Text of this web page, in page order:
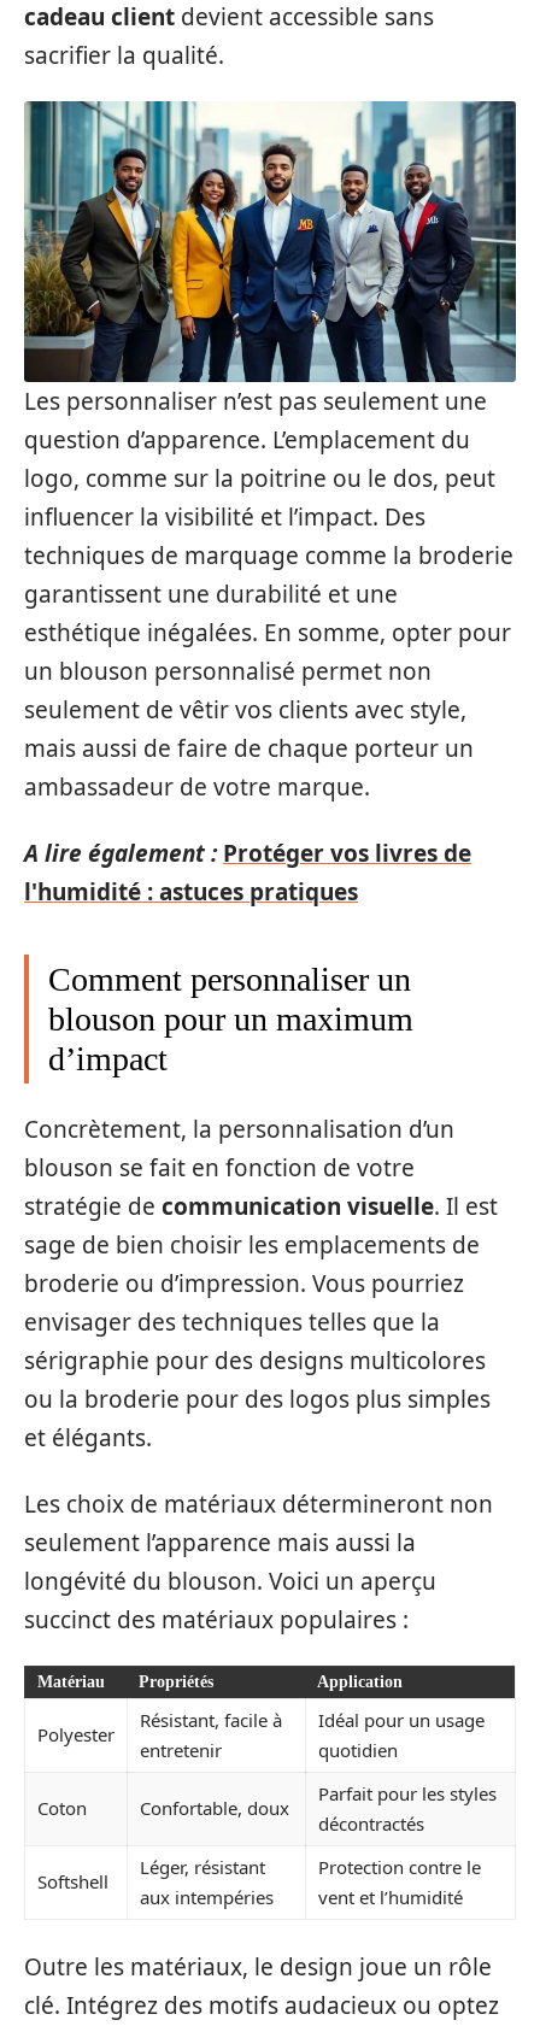
cadeau client devient accessible sans
sacrifier la qualité.
Les personnaliser n’est pas seulement une
question d’apparence. L’emplacement du
logo, comme sur la poitrine ou le dos, peut
influencer la visibilité et l’impact. Des
techniques de marquage comme la broderie
garantissent une durabilité et une
esthétique inégalées. En somme, opter pour
un blouson personnalisé permet non
seulement de vêtir vos clients avec style,
mais aussi de faire de chaque porteur un
ambassadeur de votre marque.
A lire également : Protéger vos livres de
l'humidité : astuces pratiques
Comment personnaliser un
blouson pour un maximum
d’impact
Concrètement, la personnalisation d’un
blouson se fait en fonction de votre
stratégie de communication visuelle. Il est
sage de bien choisir les emplacements de
broderie ou d’impression. Vous pourriez
envisager des techniques telles que la
sérigraphie pour des designs multicolores
ou la broderie pour des logos plus simples
et élégants.
Les choix de matériaux détermineront non
seulement l’apparence mais aussi la
longévité du blouson. Voici un aperçu
succinct des matériaux populaires :
Matériau Propriétés Application
Polyester
Résistant, facile à
entretenir
Idéal pour un usage
quotidien
Coton Confortable, doux
Parfait pour les styles
décontractés
Softshell
Léger, résistant
aux intempéries
Protection contre le
vent et l’humidité
Outre les matériaux, le design joue un rôle
clé. Intégrez des motifs audacieux ou optez